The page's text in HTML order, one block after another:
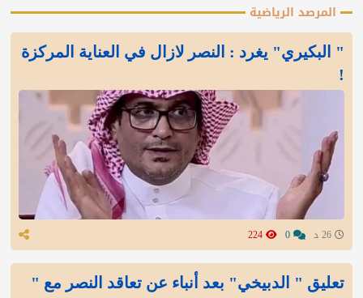
المرصد الرياضية
" البكيري" يغرد : النصر لازال في العناية المركزة
!
تعليق " الدبيخي" بعد أنباء عن تعاقد النصر مع "